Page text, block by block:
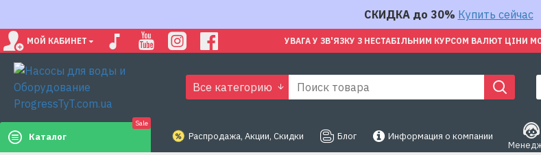
СКИДКА до 30% Купить сейчас
МОЙ КАБИНЕТ УВАГА У ЗВ'ЯЗКУ З НЕСТАБІЛЬНИМ КУРСОМ ВАЛЮТ ЦІНИ
Все категорию
Каталог
Sale
Распродажа, Акции, Скидки Блог Информация о компании